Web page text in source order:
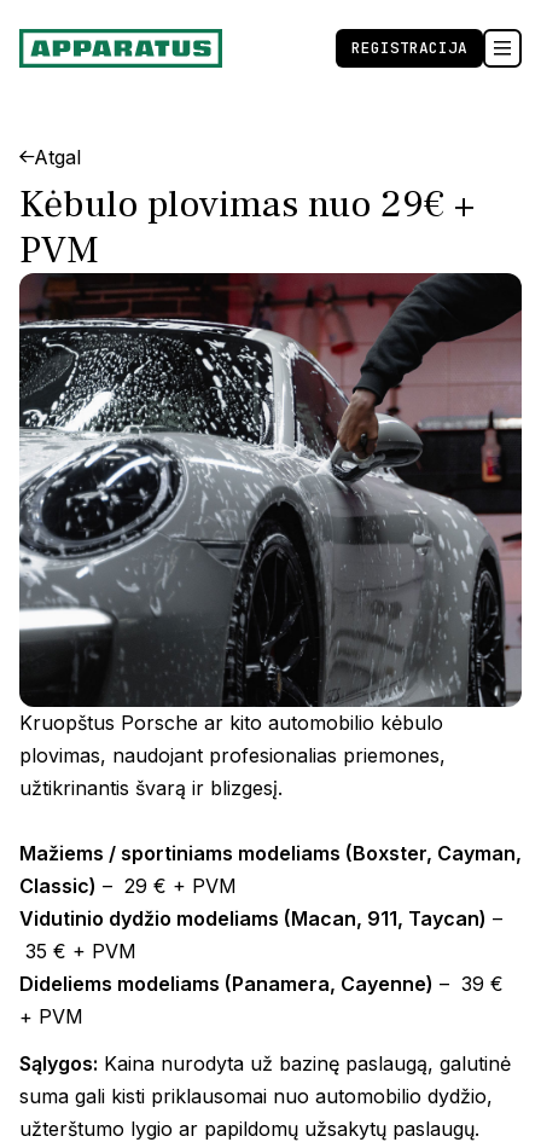
REGISTRACIJA 
←Atgal
Kėbulo plovimas nuo 29€ +
PVM
Kruopštus Porsche ar kito automobilio kėbulo
plovimas, naudojant profesionalias priemones,
užtikrinantis švarą ir blizgesį.
Mažiems / sportiniams modeliams (Boxster, Cayman,
Classic) – 29 € + PVM
Vidutinio dydžio modeliams (Macan, 911, Taycan) –
35 € + PVM
Dideliems modeliams (Panamera, Cayenne) – 39 €
+ PVM
Sąlygos: Kaina nurodyta už bazinę paslaugą, galutinė
suma gali kisti priklausomai nuo automobilio dydžio,
užterštumo lygio ar papildomų užsakytų paslaugų.